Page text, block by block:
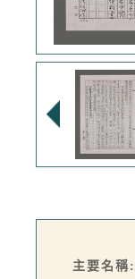
主要名稱: